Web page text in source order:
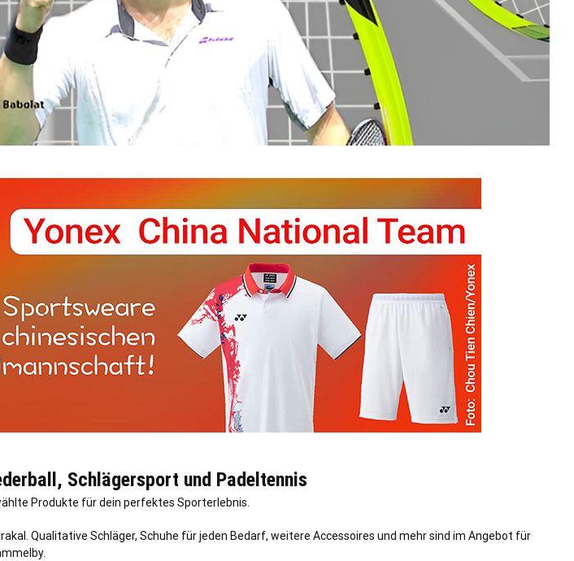
Schlägersport und Padeltennis
Produkte für dein perfektes Sporterlebnis.
Qualitative Schläger, Schuhe für jeden Bedarf, weitere Accessoires und mehr sind im Angebot für
.